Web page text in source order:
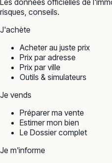
risques, conseils.
J'achète
Acheter au juste prix
Prix par adresse
Prix par ville
Outils & simulateurs
Je vends
Préparer ma vente
Estimer mon bien
Le Dossier complet
Je m'informe